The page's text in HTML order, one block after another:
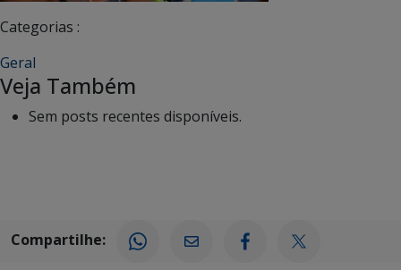
Categorias :
Geral
Veja Também
Sem posts recentes disponíveis.
Compartilhe: